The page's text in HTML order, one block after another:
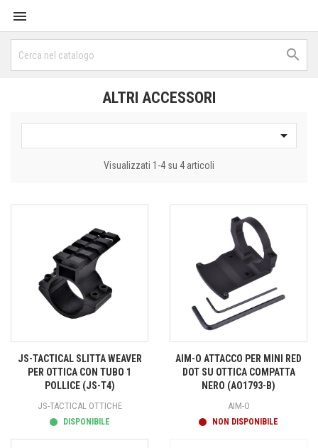


ALTRI ACCESSORI

Visualizzati 1-4 su 4 articoli
JS-TACTICAL SLITTA WEAVER
PER OTTICA CON TUBO 1
POLLICE (JS-T4)
JS-TACTICAL OTTICHE
DISPONIBILE
AIM-O ATTACCO PER MINI RED
DOT SU OTTICA COMPATTA
NERO (AO1793-B)
AIM-O
NON DISPONIBILE